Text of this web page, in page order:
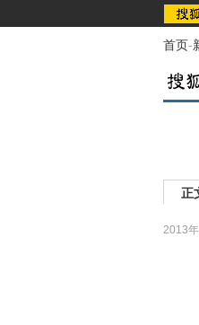
首页-
正
2013